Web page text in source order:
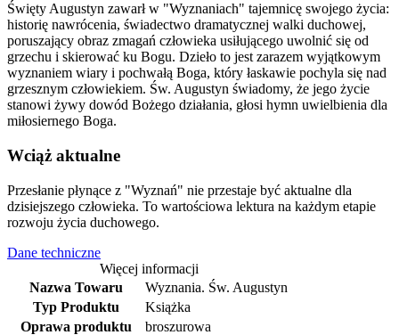
Święty Augustyn zawarł w "Wyznaniach" tajemnicę swojego życia:
historię nawrócenia, świadectwo dramatycznej walki duchowej,
poruszający obraz zmagań człowieka usiłującego uwolnić się od
grzechu i skierować ku Bogu. Dzieło to jest zarazem wyjątkowym
wyznaniem wiary i pochwałą Boga, który łaskawie pochyla się nad
grzesznym człowiekiem. Św. Augustyn świadomy, że jego życie
stanowi żywy dowód Bożego działania, głosi hymn uwielbienia dla
miłosiernego Boga.
Wciąż aktualne
Przesłanie płynące z "Wyznań" nie przestaje być aktualne dla
dzisiejszego człowieka. To wartościowa lektura na każdym etapie
rozwoju życia duchowego.
Dane techniczne
Więcej informacji
Nazwa Towaru
Wyznania. Św. Augustyn
Typ Produktu
Książka
Oprawa produktu
broszurowa